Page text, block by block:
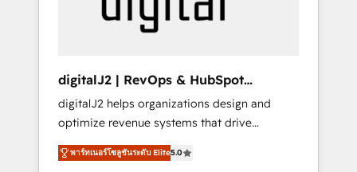
digitalJ2 | RevOps & HubSpot
Implementations
digitalJ2 helps organizations design and
optimize revenue systems that drive
scalable, predictable growth. As a triple-
accredited HubSpot Solutions Partner, we
พาร์ทเนอร์โซลูชันระดับ Elite5.0